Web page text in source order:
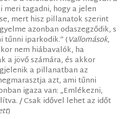
tagadni, hogy a jelen
mert hisz pillanatok szerint
azonban odaszegződik, s
tűnni iparkodik.” (Vallomások,
nem hiábavalók, ha
a jövő számára, és akkor
a pillanatban az
azt, ami tűnni
igaza van: „Emlékezni,
/ Csak idővel lehet az időt
)